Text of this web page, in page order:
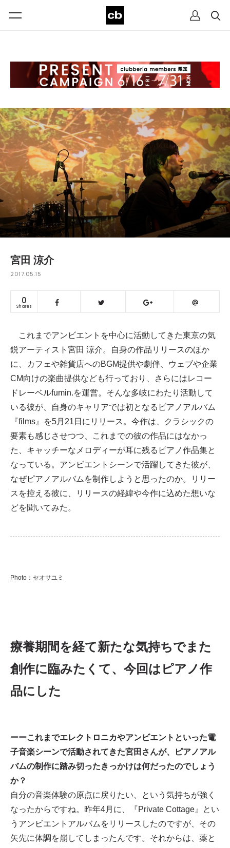
宮田 涼介
2017.05.15
0
Shares
これまでアンビエントを中心に活動してきた東京の気
鋭アーティスト宮田 涼介。自身の作品リリースのほか
に、カフェや雑貨店へのBGM提供や劇伴、ウェブや企業
CM向けの楽曲提供なども行っており、さらにはレコー
ドレーベルfumin.を運営。そんな多岐にわたり活動して
いる彼が、自身のキャリアでは初となるピアノアルバム
『films』を5月21日にリリース。今作は、クラシックの
要素も感じさせつつ、これまでの彼の作品にはなかっ
た、キャッチーなメロディーが耳に残るピアノ作品集と
なっている。アンビエントシーンで活躍してきた彼が、
なぜピアノアルバムを制作しようと思ったのか。リリー
スを控える彼に、リリースの経緯や今作に込めた想いな
どを聞いてみた。
Photo：セオサユミ
療養期間を経て新たな気持ちでまた
創作に臨みたくて、今回はピアノ作
品にした
ーーこれまでエレクトロニカやアンビエントといった電
子音楽シーンで活動されてきた宮田さんが、ピアノアル
バムの制作に踏み切ったきっかけは何だったのでしょう
か？
自分の音楽体験の原点に戻りたい、という気持ちが強く
なったからですね。昨年4月に、『Private Cottage』とい
うアンビエントアルバムをリリースしたのですが、その
矢先に体調を崩してしまったんです。それからは、薬と